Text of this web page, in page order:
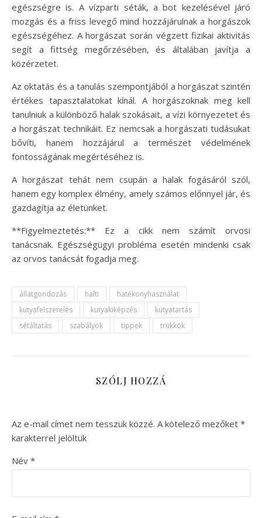
egészségre is. A vízparti séták, a bot kezelésével járó
mozgás és a friss levegő mind hozzájárulnak a horgászok
egészségéhez. A horgászat során végzett fizikai aktivitás
segít a fittség megőrzésében, és általában javítja a
közérzetet.
Az oktatás és a tanulás szempontjából a horgászat szintén
értékes tapasztalatokat kínál. A horgászoknak meg kell
tanulniuk a különböző halak szokásait, a vízi környezetet és
a horgászat technikáit. Ez nemcsak a horgászati tudásukat
bővíti, hanem hozzájárul a természet védelmének
fontosságának megértéséhez is.
A horgászat tehát nem csupán a halak fogásáról szól,
hanem egy komplex élmény, amely számos előnnyel jár, és
gazdagítja az életünket.
**Figyelmeztetés:** Ez a cikk nem számít orvosi
tanácsnak. Egészségügyi probléma esetén mindenki csak
az orvos tanácsát fogadja meg.
állatgondozás halti
hatékonyhasználat
kutyafelszerelés
kutyakiképzés
kutyatartás
sétáltatás
szabályok tippek trükkök
SZÓLJ HOZZÁ
Az e-mail címet nem tesszük közzé. A kötelező mezőket *
karakterrel jelöltük
Név *